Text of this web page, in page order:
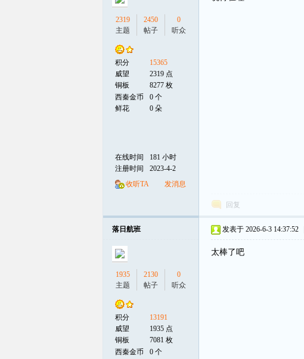
2319
主题
2450
帖子
0
听众
积分
15365
威望
2319 点
铜板
8277 枚
西秦金币
0 个
鲜花
0 朵
在线时间
181 小时
注册时间
2023-4-2
收听TA
发消息
回复
落日航班
1935
主题
2130
帖子
0
听众
积分
13191
威望
1935 点
铜板
7081 枚
西秦金币
0 个
发表于 2026-6-3 14:37:52
太棒了吧